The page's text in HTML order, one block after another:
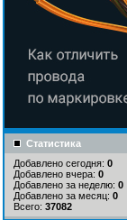
Статистика
Добавлено сегодня: 0
Добавлено вчера: 0
Добавлено за неделю: 0
Добавлено за месяц: 0
Всего: 37082